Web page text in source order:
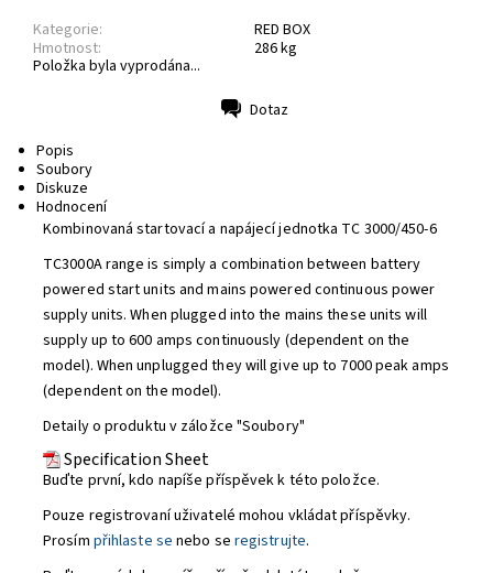
Kategorie:
RED BOX
Hmotnost:
286 kg
Položka byla vyprodána...
Dotaz
Popis
Soubory
Diskuze
Hodnocení
Kombinovaná startovací a napájecí jednotka TC 3000/450-6
TC3000A range is simply a combination between battery
powered start units and mains powered continuous power
supply units. When plugged into the mains these units will
supply up to 600 amps continuously (dependent on the
model). When unplugged they will give up to 7000 peak amps
(dependent on the model).
Detaily o produktu v záložce "Soubory"
Specification Sheet
Buďte první, kdo napíše příspěvek k této položce.
Pouze registrovaní uživatelé mohou vkládat příspěvky.
Prosím přihlaste se nebo se registrujte.